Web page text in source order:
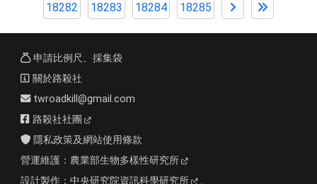
18282
18283 18284 18285
申請比例尺、採集袋
關於路殺社
twroadkill@gmail.com
路殺社社團
隱私政策及網站使用條款
營運維護： 農業部生物多樣性研究所
設計製作： 中央研究院資訊科學研究所 、